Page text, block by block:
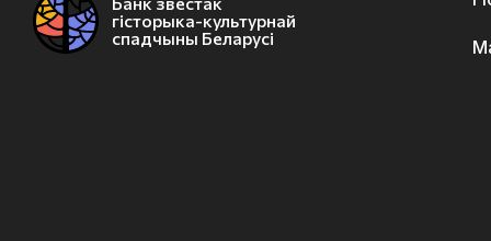
гісторыка-культурнай
спадчыны Беларусі